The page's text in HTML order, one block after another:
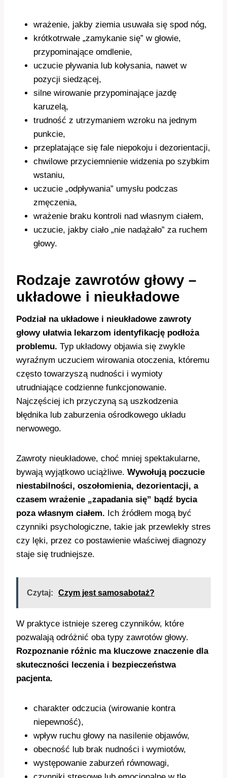
wrażenie, jakby ziemia usuwała się spod nóg,
krótkotrwałe „zamykanie się” w głowie,
przypominające omdlenie,
uczucie pływania lub kołysania, nawet w
pozycji siedzącej,
silne wirowanie przypominające jazdę
karuzelą,
trudność z utrzymaniem wzroku na jednym
punkcie,
przeplatające się fale niepokoju i dezorientacji,
chwilowe przyciemnienie widzenia po szybkim
wstaniu,
uczucie „odpływania” umysłu podczas
zmęczenia,
wrażenie braku kontroli nad własnym ciałem,
uczucie, jakby ciało „nie nadążało” za ruchem
głowy.
Rodzaje zawrotów głowy –
układowe i nieukładowe
Podział na układowe i nieukładowe zawroty
głowy ułatwia lekarzom identyfikację podłoża
problemu. Typ układowy objawia się zwykle
wyraźnym uczuciem wirowania otoczenia, któremu
często towarzyszą nudności i wymioty
utrudniające codzienne funkcjonowanie.
Najczęściej ich przyczyną są uszkodzenia
błędnika lub zaburzenia ośrodkowego układu
nerwowego.
Zawroty nieukładowe, choć mniej spektakularne,
bywają wyjątkowo uciążliwe. Wywołują poczucie
niestabilności, oszołomienia, dezorientacji, a
czasem wrażenie „zapadania się” bądź bycia
poza własnym ciałem. Ich źródłem mogą być
czynniki psychologiczne, takie jak przewlekły stres
czy lęki, przez co postawienie właściwej diagnozy
staje się trudniejsze.
Czytaj: Czym jest samosabotaż?
W praktyce istnieje szereg czynników, które
pozwalają odróżnić oba typy zawrotów głowy.
Rozpoznanie różnic ma kluczowe znaczenie dla
skuteczności leczenia i bezpieczeństwa
pacjenta.
charakter odczucia (wirowanie kontra
niepewność),
wpływ ruchu głowy na nasilenie objawów,
obecność lub brak nudności i wymiotów,
występowanie zaburzeń równowagi,